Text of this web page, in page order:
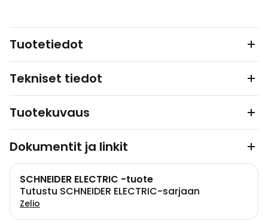
Tuotetiedot
Tekniset tiedot
Tuotekuvaus
Dokumentit ja linkit
SCHNEIDER ELECTRIC -tuote
Tutustu SCHNEIDER ELECTRIC-sarjaan
Zelio